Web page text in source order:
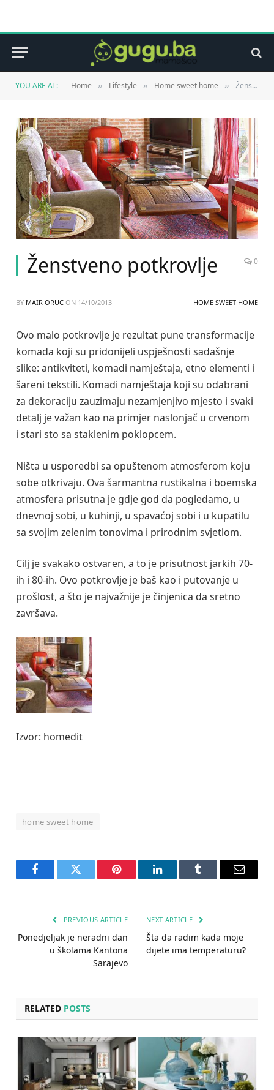
YOU ARE AT: Home » Lifestyle » Home sweet home » Ženstveno potkrovlje
Ženstveno potkrovlje 0
BY MAIR ORUC ON 14/10/2013 HOME SWEET HOME
Ovo malo potkrovlje je rezultat pune transformacije
komada koji su pridonijeli uspješnosti sadašnje
slike: antikviteti, komadi namještaja, etno elementi i
šareni tekstili. Komadi namještaja koji su odabrani
za dekoraciju zauzimaju nezamjenjivo mjesto i svaki
detalj je važan kao na primjer naslonjač u crvenom
i stari sto sa staklenim poklopcem.
Ništa u usporedbi sa opuštenom atmosferom koju
sobe otkrivaju. Ova šarmantna rustikalna i boemska
atmosfera prisutna je gdje god da pogledamo, u
dnevnoj sobi, u kuhinji, u spavaćoj sobi i u kupatilu
sa svojim zelenim tonovima i prirodnim svjetlom.
Cilj je svakako ostvaren, a to je prisutnost jarkih 70-
ih i 80-ih. Ovo potkrovlje je baš kao i putovanje u
prošlost, a što je najvažnije je činjenica da sretno
završava.
Izvor: homedit
home sweet home
FacebookTwitter Pinterest LinkedInTumblr Email
PREVIOUS ARTICLE
Ponedjeljak je neradni dan
u školama Kantona
Sarajevo
NEXT ARTICLE
Šta da radim kada moje
dijete ima temperaturu?
RELATED POSTS